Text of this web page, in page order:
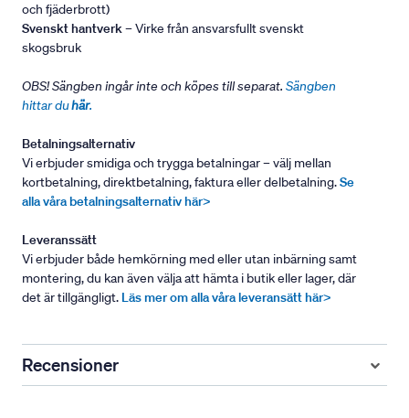
och fjäderbrott)
Svenskt hantverk– Virke från ansvarsfullt svenskt
skogsbruk
OBS! Sängben ingår inte och köpes till separat. Sängben
hittar duhär.
Betalningsalternativ
Vi erbjuder smidiga och trygga betalningar – välj mellan
kortbetalning, direktbetalning, faktura eller delbetalning.Se
alla våra betalningsalternativ här>
Leveranssätt
Vi erbjuder både hemkörning med eller utan inbärning samt
montering, du kan även välja att hämta i butik eller lager, där
det är tillgängligt. Läs mer om alla våra leveransätt här>
Recensioner